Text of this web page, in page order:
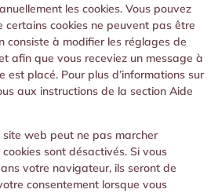
les cookies. Vous pouvez
certains cookies ne peuvent pas être
consiste à modifier les réglages de
afin que vous receviez un message à
est placé. Pour plus d’informations sur
aux instructions de la section Aide
site web peut ne pas marcher
sont désactivés. Si vous
votre navigateur, ils seront de
consentement lorsque vous